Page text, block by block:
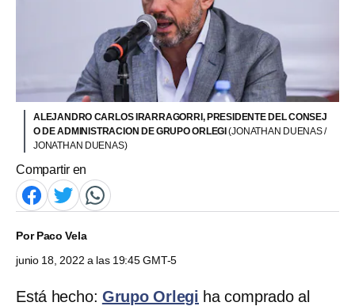
ALEJANDRO CARLOS IRARRAGORRI, PRESIDENTE DEL CONSEJ
O DE ADMINISTRACION DE GRUPO ORLEGI(JONATHAN DUENAS /
JONATHAN DUENAS)
Compartir en
PorPaco Vela
junio 18, 2022 a las 19:45 GMT-5
Está hecho: Grupo Orlegi ha comprado al